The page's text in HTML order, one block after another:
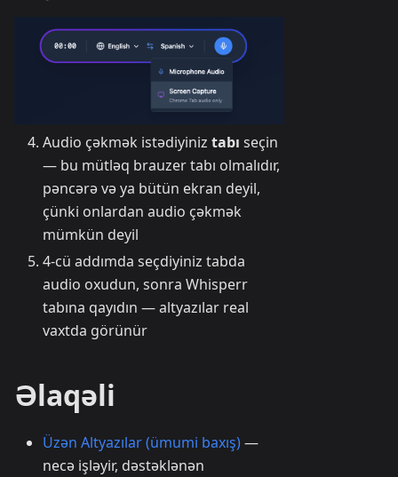
Audio çəkmək istədiyiniz tabı seçin
— bu mütləq brauzer tabı olmalıdır,
pəncərə və ya bütün ekran deyil,
çünki onlardan audio çəkmək
mümkün deyil
4-cü addımda seçdiyiniz tabda
audio oxudun, sonra Whisperr
tabına qayıdın — altyazılar real
vaxtda görünür
Əlaqəli
Üzən Altyazılar (ümumi baxış)—
necə işləyir, dəstəklənən